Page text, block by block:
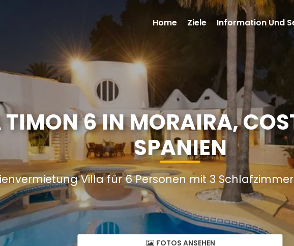
TIMON 6 IN MORAIRA,
SPANIEN
Villa für 6 Personen mit 3
FOTOS ANSEHEN
Home Ziele Information Und